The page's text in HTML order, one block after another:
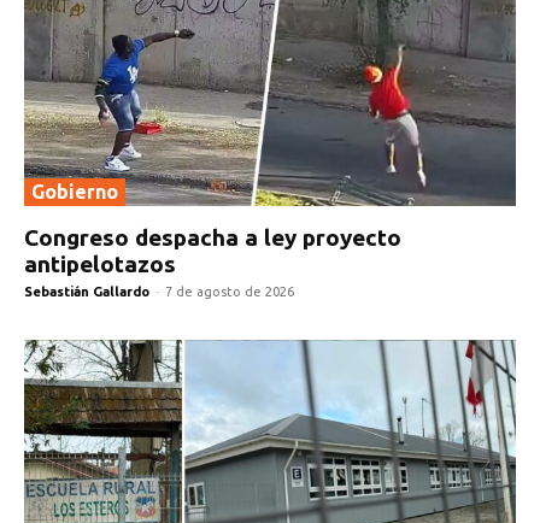
Gobierno
Congreso despacha a ley proyecto
antipelotazos
Sebastián Gallardo - 7 de agosto de 2026